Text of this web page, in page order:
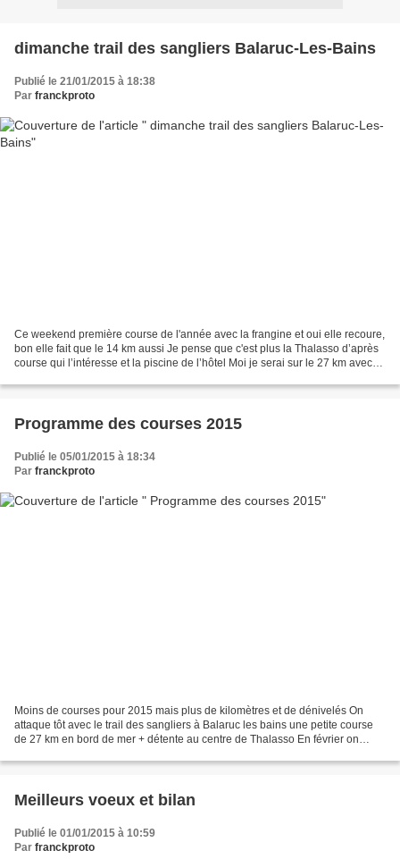
dimanche trail des sangliers Balaruc-Les-Bains
Publié le 21/01/2015 à 18:38
Par franckproto
Ce weekend première course de l'année avec la frangine et oui elle recoure,
bon elle fait que le 14 km aussi Je pense que c'est plus la Thalasso d’après
course qui l’intéresse et la piscine de l’hôtel Moi je serai sur le 27 km avec
Programme des courses 2015
Publié le 05/01/2015 à 18:34
Par franckproto
Moins de courses pour 2015 mais plus de kilomètres et de dénivelés On
attaque tôt avec le trail des sangliers à Balaruc les bains une petite course
de 27 km en bord de mer + détente au centre de Thalasso En février on
Meilleurs voeux et bilan
Publié le 01/01/2015 à 10:59
Par franckproto